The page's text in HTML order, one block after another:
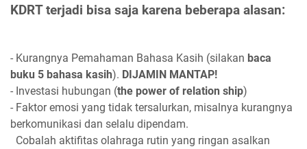
KDRT terjadi bisa saja karena beberapa alasan:
- Kurangnya Pemahaman Bahasa Kasih (silakan baca
buku 5 bahasa kasih). DIJAMIN MANTAP!
- Investasi hubungan (the power of relation ship)
- Faktor emosi yang tidak tersalurkan, misalnya kurangnya
berkomunikasi dan selalu dipendam.
Cobalah aktifitas olahraga rutin yang ringan asalkan